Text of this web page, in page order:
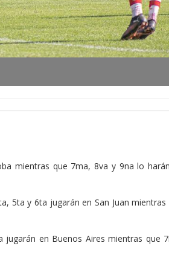
mientras que 7ma, 8va y 9na lo
5ta y 6ta jugarán en San Juan mientras
jugarán en Buenos Aires mientras que